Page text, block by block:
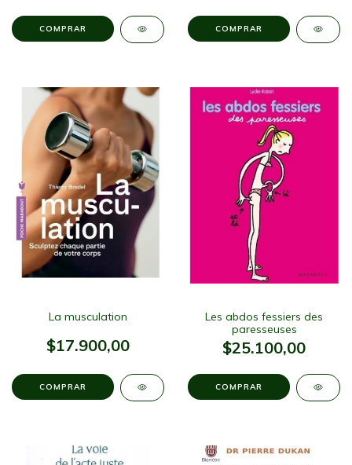
La musculation
$17.900,00
Les abdos fessiers des
paresseuses
$25.100,00